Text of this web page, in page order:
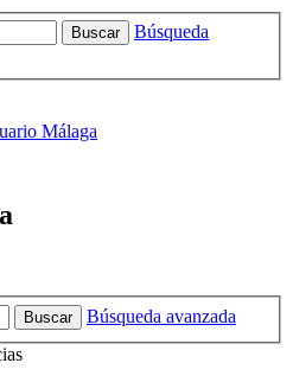
Buscar
Búsqueda
Buscar
Búsqueda avanzada